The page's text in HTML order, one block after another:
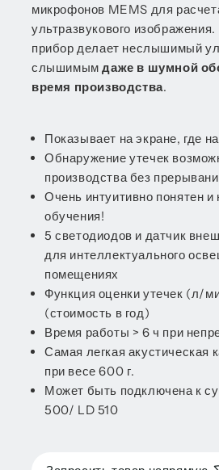
микрофонов MEMS для
ультразвукового изображения.
прибор делает неслышимый
слышимымдаже в шумной
время производства.
Показывает на экране, где
Обнаружение утечек
производства без
Очень интуитивно понятен и
обучения!
5 светодиодов и датчик
для интеллектуального
помещениях
Функция оценки утечек (л/
(стоимость в год)
Время работы > 6 ч при
Самая легкая акустическая
при весе 600 г.
Может быть подключена к
500/ LD 510